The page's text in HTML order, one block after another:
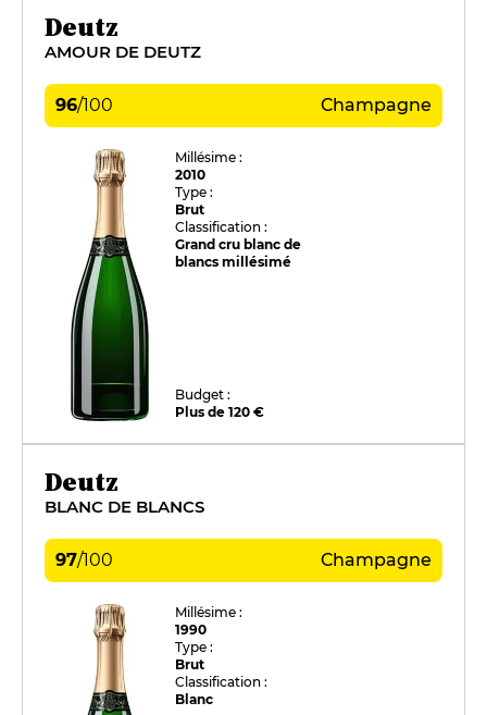
Deutz
AMOUR DE DEUTZ
96/100 Champagne
Millésime :
2010
Type :
Brut
Classification :
Grand cru blanc de
blancs millésimé
Budget :
Plus de 120 €
Deutz
BLANC DE BLANCS
97/100 Champagne
Millésime :
1990
Type :
Brut
Classification :
Blanc